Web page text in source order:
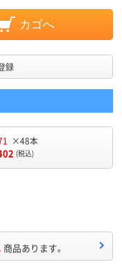
カゴへ
録
×48本
(税込)
商品あります。